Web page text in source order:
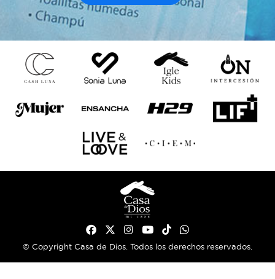
© Copyright Casa de Dios. Todos los derechos reservados.